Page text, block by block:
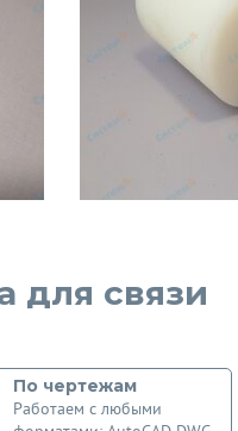
для связи
По чертежам
Работаем с любыми